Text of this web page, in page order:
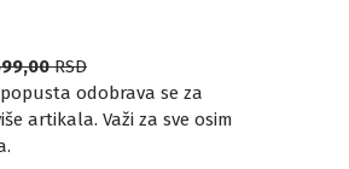
RSD
odobrava se za
artikala. Važi za sve osim